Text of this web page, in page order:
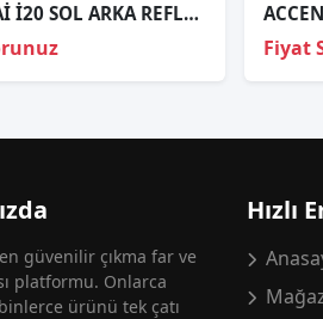
HYUNDAİ İ20 SOL ARKA REFLEKTÖR 92405Q0200
Fiyat
güvenilir çıkma far ve
platformu. Onlarca
ürünü tek çatı
Hızlı